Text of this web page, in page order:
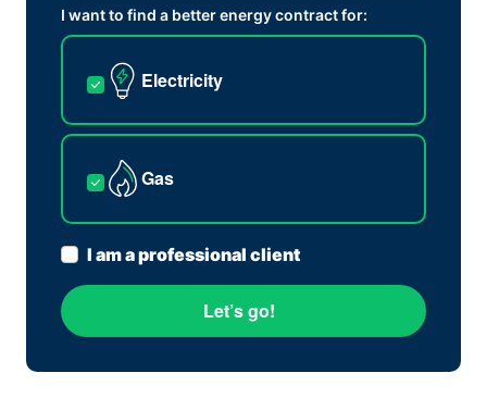
I want to find a better energy contract for:
Electricity
Gas
I am a professional client
Let’s go!